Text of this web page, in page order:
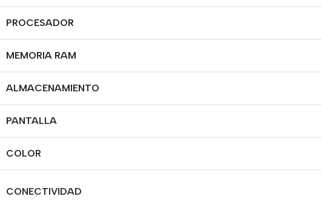
PROCESADOR
MEMORIA RAM
ALMACENAMIENTO
PANTALLA
COLOR
CONECTIVIDAD